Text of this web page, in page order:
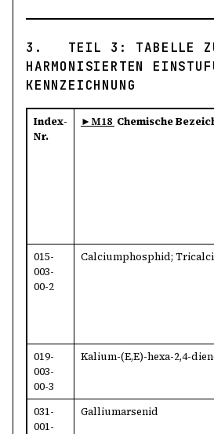
3. TEIL 3: TABELLE
HARMONISIERTEN
KENNZEICHNUNG
Index-
Nr.
►M18 Chemische
015-
003-
00-2
Calciumphosphid;
019-
003-
00-3
Kalium-(E,E)-hexa-2,4-
031-
001-
Galliumarsenid